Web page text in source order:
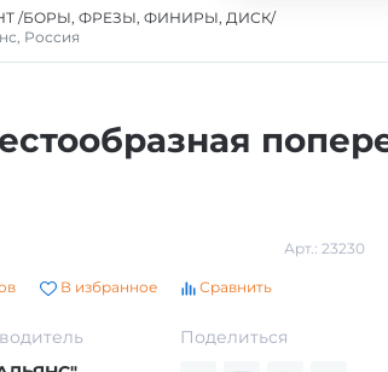
/БОРЫ, ФРЕЗЫ, ФИНИРЫ, ДИСК/
Россия
Арт.: 23230
В избранное Сравнить
Поделиться